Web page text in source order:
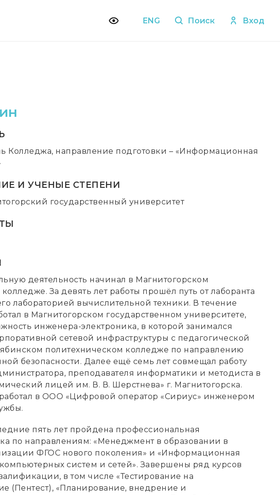
ENG Поиск Вход
Колледжа, направление подготовки – «Информационная
И УЧЕНЫЕ СТЕПЕНИ
государственный университет
деятельность начинал в Магнитогорском
За девять лет работы прошёл путь от лаборанта
лабораторией вычислительной техники. В течение
в Магнитогорском государственном университете,
инженера-электроника, в которой занимался
сетевой инфраструктуры с педагогической
политехническом колледже по направлению
безопасности. Далее ещё семь лет совмещал работу
преподавателя информатики и методиста в
лицей им. В. В. Шерстнева» г. Магнитогорска.
в ООО «Цифровой оператор «Сириус» инженером
пять лет пройдена профессиональная
по направлениям: «Менеджмент в образовании в
ФГОС нового поколения» и «Информационная
систем и сетей». Завершены ряд курсов
в том числе «Тестирование на
(Пентест), «Планирование, внедрение и